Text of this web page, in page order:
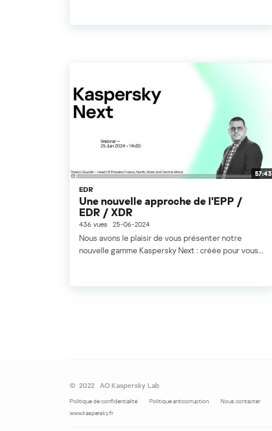
57:43
EDR
Une nouvelle approche de l'EPP /
EDR / XDR
436 vues 25-06-2024
Nous avons le plaisir de vous présenter notre
nouvelle gamme Kaspersky Next : créée pour vous...
© 2022 AO Kaspersky Lab
Politique de confidentialité Politique anticorruption Nous contacter
www.kaspersky.fr